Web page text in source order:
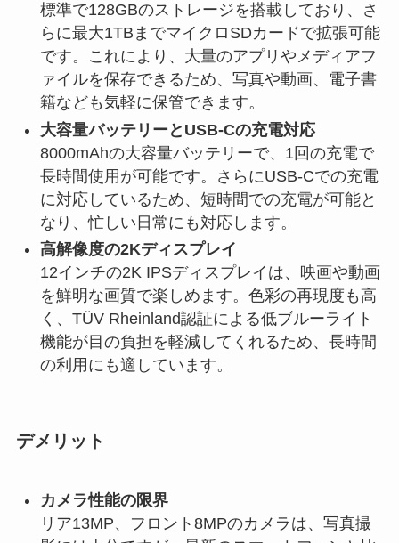
標準で128GBのストレージを搭載しており、さ
らに最大1TBまでマイクロSDカードで拡張可能
です。これにより、大量のアプリやメディアフ
ァイルを保存できるため、写真や動画、電子書
籍なども気軽に保管できます。
大容量バッテリーとUSB-Cの充電対応
8000mAhの大容量バッテリーで、1回の充電で
長時間使用が可能です。さらにUSB-Cでの充電
に対応しているため、短時間での充電が可能と
なり、忙しい日常にも対応します。
高解像度の2Kディスプレイ
12インチの2K IPSディスプレイは、映画や動画
を鮮明な画質で楽しめます。色彩の再現度も高
く、TÜV Rheinland認証による低ブルーライト
機能が目の負担を軽減してくれるため、長時間
の利用にも適しています。
デメリット
カメラ性能の限界
リア13MP、フロント8MPのカメラは、写真撮